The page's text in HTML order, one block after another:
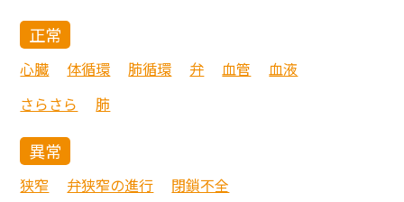
正常
心臓 体循環 肺循環 弁 血管
血液
さらさら
肺
異常
狭窄 弁狭窄の進行 閉鎖不全